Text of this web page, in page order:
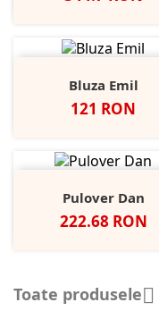
Bluza Emil
Pret
121 RON
Pulover Dan
Pret
222.68 RON
Toate produsele